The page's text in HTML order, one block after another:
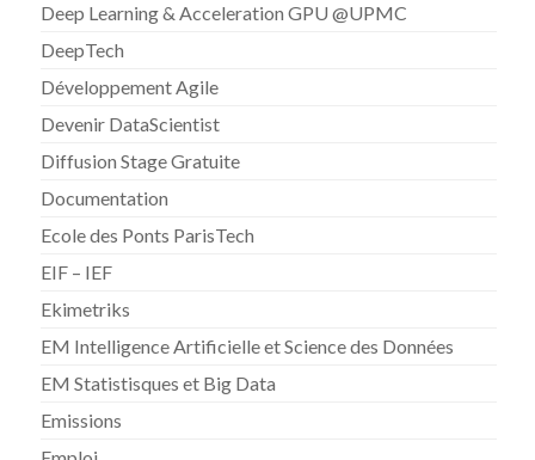
Deep Learning & Acceleration GPU @UPMC
DeepTech
Développement Agile
Devenir DataScientist
Diffusion Stage Gratuite
Documentation
Ecole des Ponts ParisTech
EIF – IEF
Ekimetriks
EM Intelligence Artificielle et Science des Données
EM Statistisques et Big Data
Emissions